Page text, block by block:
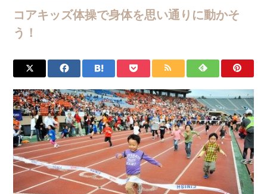
コアキッズ体操で身体を思い通りに動かそ
う！